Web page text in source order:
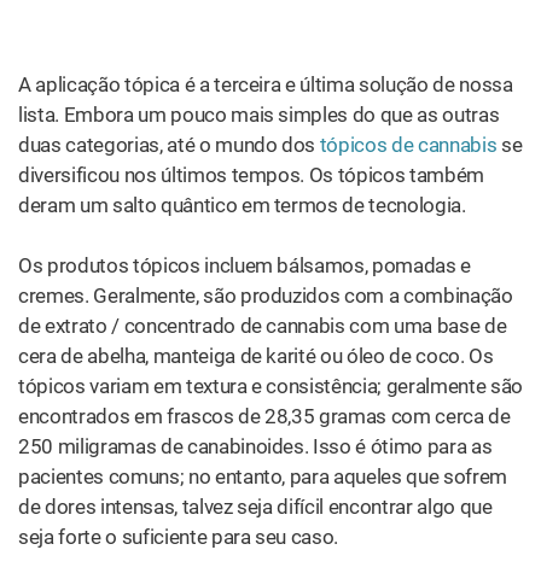
Nem é necessário dizer, mas vale mencionar, que os
tópicostambém são ótimos para a pele.
Foi útil para você?
Sim Não
TENDÊNCIA
Muito útil
Receita: Como fazer brownie de maconha